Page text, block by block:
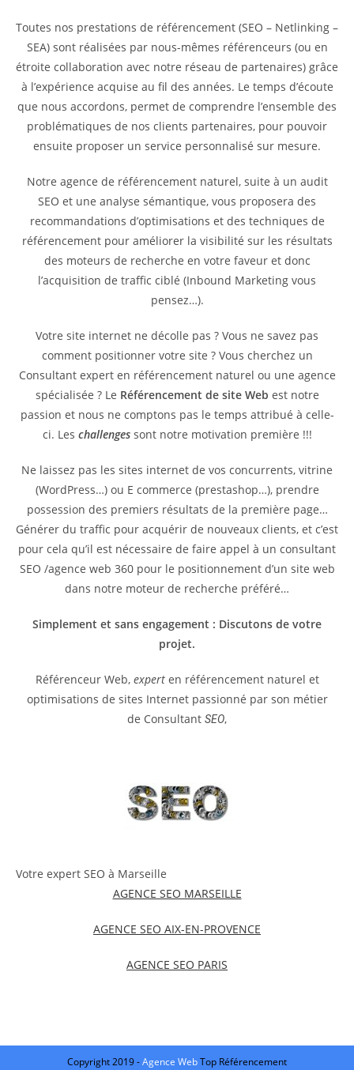
Toutes nos prestations de référencement (SEO – Netlinking –
SEA) sont réalisées par nous-mêmes référenceurs (ou en
étroite collaboration avec notre réseau de partenaires) grâce
à l’expérience acquise au fil des années. Le temps d’écoute
que nous accordons, permet de comprendre l’ensemble des
problématiques de nos clients partenaires, pour pouvoir
ensuite proposer un service personnalisé sur mesure.
Notre agence de référencement naturel, suite à un audit
SEO et une analyse sémantique, vous proposera des
recommandations d’optimisations et des techniques de
référencement pour améliorer la visibilité sur les résultats
des moteurs de recherche en votre faveur et donc
l’acquisition de traffic ciblé (Inbound Marketing vous
pensez…).
Votre site internet ne décolle pas ? Vous ne savez pas
comment positionner votre site ? Vous cherchez un
Consultant expert en référencement naturel ou une agence
spécialisée ? Le Référencement de site Web est notre
passion et nous ne comptons pas le temps attribué à celle-
ci. Les challengessont notre motivation première !!!
Ne laissez pas les sites internet de vos concurrents, vitrine
(WordPress…) ou E commerce (prestashop…), prendre
possession des premiers résultats de la première page…
Générer du traffic pour acquérir de nouveaux clients, et c’est
pour cela qu’il est nécessaire de faire appel à un consultant
SEO /agence web 360 pour le positionnement d’un site web
dans notre moteur de recherche préféré…
Simplement et sans engagement : Discutons de votre
projet.
Référenceur Web, experten référencement naturel et
optimisations de sites Internet passionné par son métier
de Consultant SEO,
Votre expert SEO à Marseille
AGENCE SEO MARSEILLE
AGENCE SEO AIX-EN-PROVENCE
AGENCE SEO PARIS
Copyright 2019 -Agence WebTop Référencement